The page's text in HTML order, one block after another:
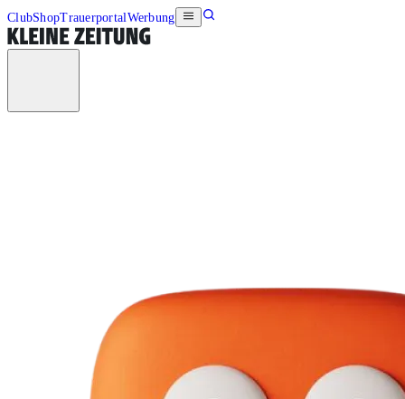
ClubShopTrauerportalWerbung